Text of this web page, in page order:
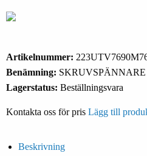
Artikelnummer:
Benämning:
Lagerstatus: Beställningsvara
Kontakta oss för pris Lägg till
Beskrivning